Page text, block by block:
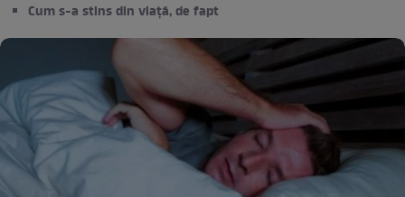
Cum s-a stins din viață, de fapt